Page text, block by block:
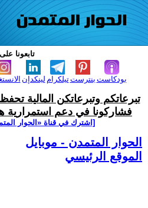
تابعونا
لينكدإن تيلكرامبنترست بودكاست
تبرعاتكم وتبرعاتكن المالية
فشاركونا في دعم استمرارية
[اشترك في قناة ‫«الحوار
الحوار المتمدن - موبايل
الموقع الرئيسي